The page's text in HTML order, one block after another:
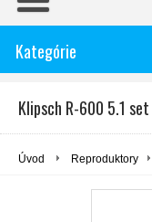
Kategórie
Klipsch R-600 5.1 set
Úvod Reproduktory